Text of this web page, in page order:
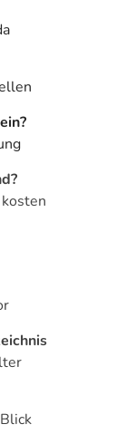
oder
Sie sich
vor allem